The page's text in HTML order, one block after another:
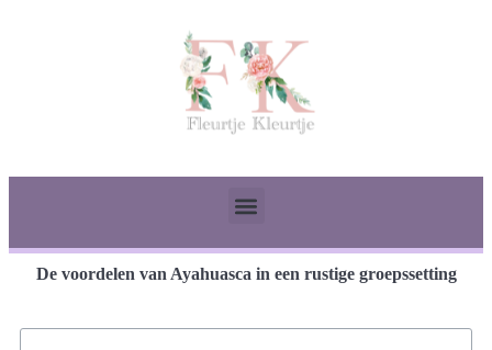
De voordelen van Ayahuasca in een rustige groepssetting